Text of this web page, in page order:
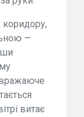
—
вражаюче
витає